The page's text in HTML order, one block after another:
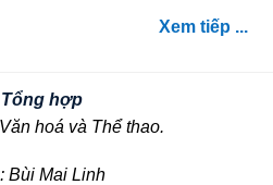
Xem tiếp ...
hợp
hoá và Thể thao.
Bùi Mai Linh